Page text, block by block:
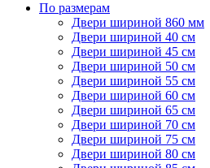
По размерам
Двери шириной 860 мм
Двери шириной 40 см
Двери шириной 45 см
Двери шириной 50 см
Двери шириной 55 см
Двери шириной 60 см
Двери шириной 65 см
Двери шириной 70 см
Двери шириной 75 см
Двери шириной 80 см